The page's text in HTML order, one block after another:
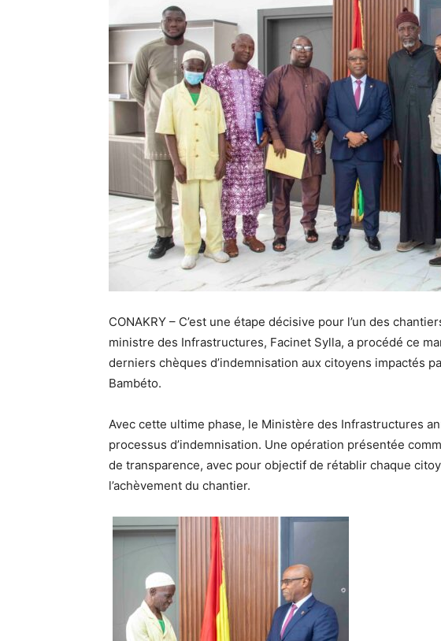
CONAKRY – C’est une étape décisive pour l’un des
ministre des Infrastructures, Facinet Sylla, a procédé ce
derniers chèques d’indemnisation aux citoyens impactés
Bambéto.
Avec cette ultime phase, le Ministère des Infrastructures
processus d’indemnisation. Une opération présentée
de transparence, avec pour objectif de rétablir chaque
l’achèvement du chantier.